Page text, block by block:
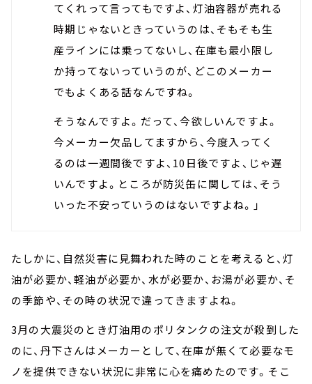
てくれって言ってもですよ、灯油容器が売れる
時期じゃないときっていうのは、そもそも生
産ラインには乗ってないし、在庫も最小限し
か持ってないっていうのが、どこのメーカー
でもよくある話なんですね。
そうなんですよ。だって、今欲しいんですよ。
今メーカー欠品してますから、今度入ってく
るのは一週間後ですよ、10日後ですよ、じゃ遅
いんですよ。ところが防災缶に関しては、そう
いった不安っていうのはないですよね。」
たしかに、自然災害に見舞われた時のことを考えると、灯
油が必要か、軽油が必要か、水が必要か、お湯が必要か、そ
の季節や、その時の状況で違ってきますよね。
3月の大震災のとき灯油用のポリタンクの注文が殺到した
のに、丹下さんはメーカーとして、在庫が無くて必要なモ
ノを提供できない状況に非常に心を痛めたのです。そこ